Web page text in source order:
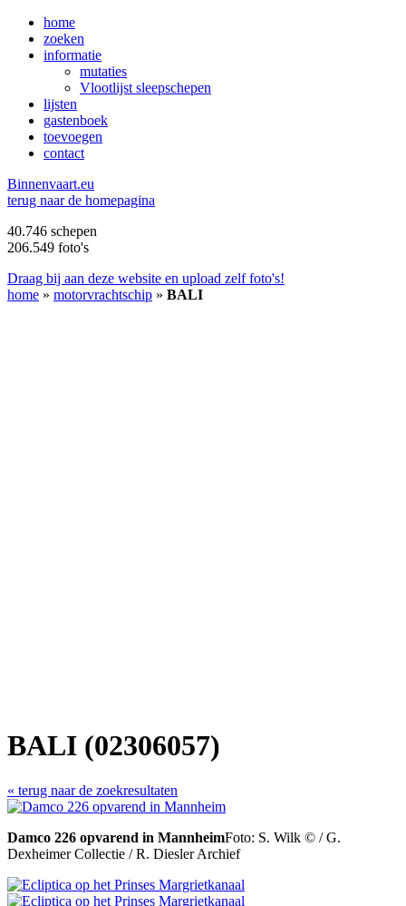
home
zoeken
informatie
mutaties
Vlootlijst sleepschepen
lijsten
gastenboek
toevoegen
contact
Binnenvaart.eu
terug naar de homepagina
40.746 schepen
206.549 foto's
Draag bij aan deze website en upload zelf foto's!
home » motorvrachtschip » BALI
BALI (02306057)
« terug naar de zoekresultaten
Damco 226 opvarend in MannheimFoto: S. Wilk © / G.
Dexheimer Collectie / R. Diesler Archief